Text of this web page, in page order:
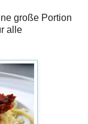
große Portion
alle